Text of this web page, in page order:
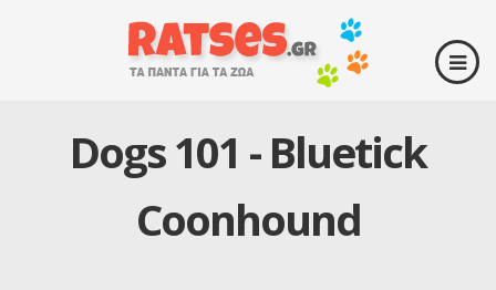
Dogs 101 - Bluetick
Coonhound